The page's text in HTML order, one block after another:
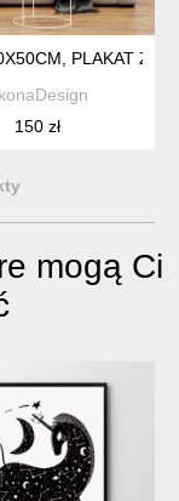
PLAKAT Z
150 zł
mogą Ci